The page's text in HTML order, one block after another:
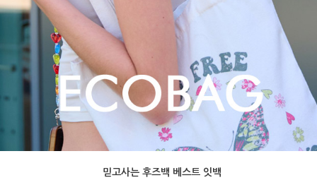
믿고사는 후즈백 베스트 잇백